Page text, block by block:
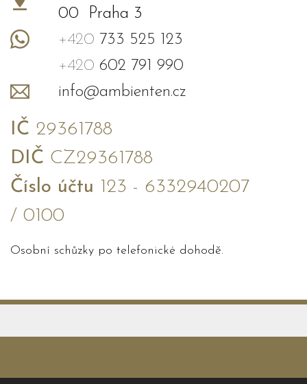
00 Praha 3
+420 733 525 123
+420 602 791 990
info@ambienten.cz
IČ 29361788
DIČ CZ29361788
Číslo účtu 123 - 6332940207
/ 0100
Osobní schůzky po telefonické dohodě.